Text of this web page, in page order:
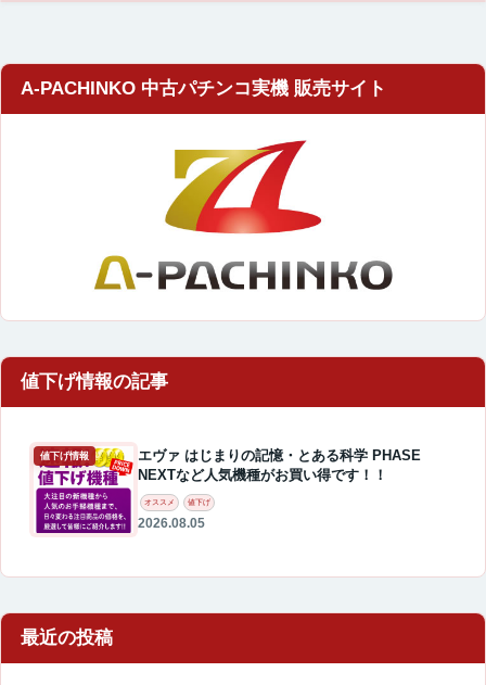
A-PACHINKO 中古パチンコ実機 販売サイト
値下げ情報
エヴァ はじまりの記憶・とある科学 PHASE
NEXTなど人気機種がお買い得です！！
オススメ 値下げ
2026.08.05
最近の投稿